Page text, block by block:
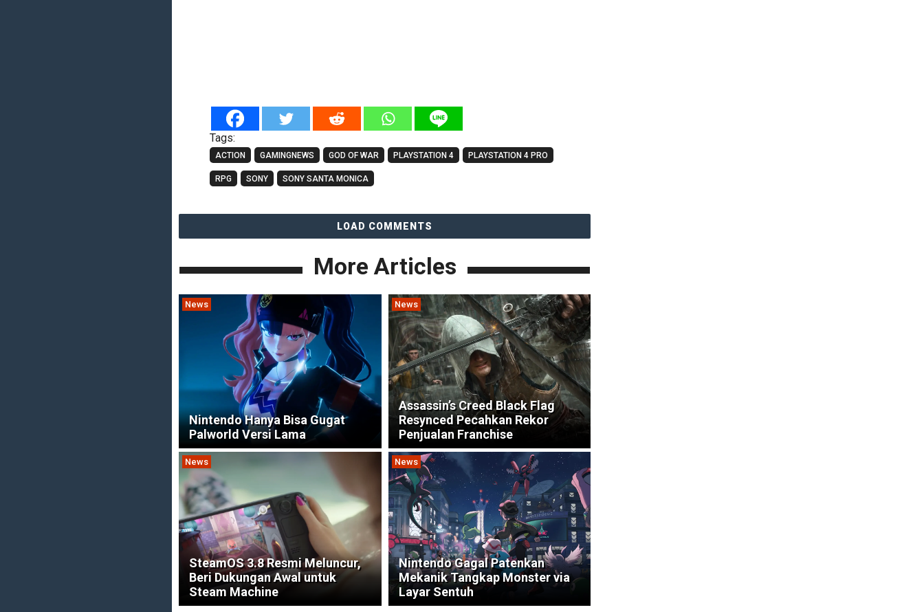
Tags:
ACTION GAMINGNEWS GOD OF WAR PLAYSTATION 4 PLAYSTATION 4 PRO
RPG SONY SONY SANTA MONICA
LOAD COMMENTS
More Articles
News
Nintendo Hanya Bisa Gugat
Palworld Versi Lama
News
Assassin’s Creed Black Flag
Resynced Pecahkan Rekor
Penjualan Franchise
News
SteamOS 3.8 Resmi Meluncur,
Beri Dukungan Awal untuk
Steam Machine
News
Nintendo Gagal Patenkan
Mekanik Tangkap Monster via
Layar Sentuh